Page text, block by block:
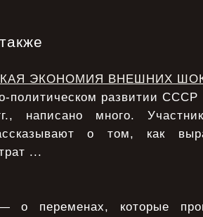
ЭКОНОМИЯ ВНЕШНИХ
политическом развитии СССР
написано много.
о том, как
...
о переменах, которые